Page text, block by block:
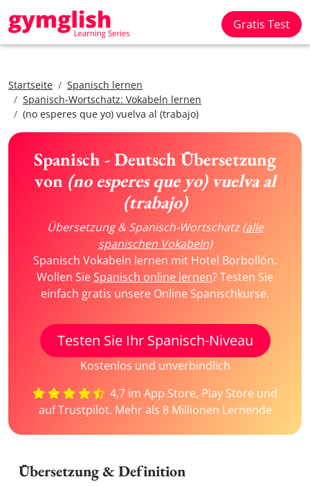
Gratis Test
Startseite
Spanisch lernen
Spanisch-Wortschatz: Vokabeln lernen
(no esperes que yo) vuelva al (trabajo)
Spanisch - Deutsch Übersetzung
von (no esperes que yo) vuelva al
(trabajo)
Übersetzung & Spanisch-Wortschatz(alle
spanischen Vokabeln)
Spanisch Vokabeln lernen mit Hotel Borbollón.
Wollen SieSpanisch online lernen? Testen Sie
einfach gratis unsere Online Spanischkurse.
Testen Sie Ihr Spanisch-Niveau
Kostenlos und unverbindlich
4,7 im App Store, Play Store und
auf Trustpilot. Mehr als 8 Millionen Lernende
Übersetzung & Definition